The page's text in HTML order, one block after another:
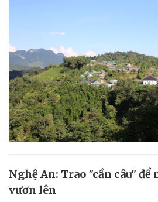
Nghệ An: Trao "cần câu"
vươn lên